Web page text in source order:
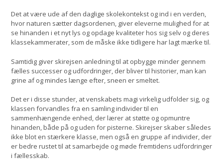
Det at være ude af den daglige skolekontekst og ind i en verden,
hvor naturen sætter dagsordenen, giver eleverne mulighed for at
se hinanden i et nyt lys og opdage kvaliteter hos sig selv og deres
klassekammerater, som de måske ikke tidligere har lagt mærke til.
Samtidig giver skirejsen anledning til at opbygge minder gennem
fælles successer og udfordringer, der bliver til historier, man kan
grine af og mindes længe efter, sneen er smeltet.
Det er i disse stunder, at venskabets magi virkelig udfolder sig, og
klassen forvandles fra en samling individer til en
sammenhængende enhed, der lærer at støtte og opmuntre
hinanden, både på og uden for pisterne. Skirejser skaber således
ikke blot en stærkere klasse, men også en gruppe af individer, der
er bedre rustet til at samarbejde og møde fremtidens udfordringer
i fællesskab.